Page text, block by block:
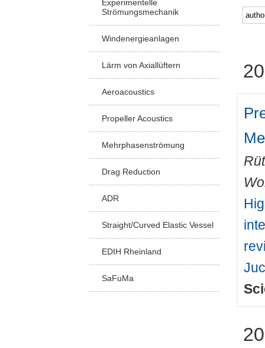
Experimentelle
Strömungsmechanik
Windenergieanlagen
Lärm von Axiallüftern
Aeroacoustics
Propeller Acoustics
Mehrphasenströmung
Drag Reduction
ADR
Straight/Curved Elastic Vessel
EDIH Rheinland
SaFuMa